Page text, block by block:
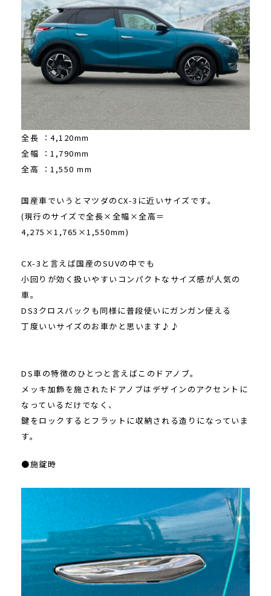
全長 ：4,120mm
全幅 ：1,790mm
全高 ：1,550 mm
国産車でいうとマツダのCX-3に近いサイズです。
(現行のサイズで全長×全幅×全高＝
4,275×1,765×1,550mm)
CX-3と言えば国産のSUVの中でも
小回りが効く扱いやすいコンパクトなサイズ感が人気の
車。
DS3クロスバックも同様に普段使いにガンガン使える
丁度いいサイズのお車かと思います♪♪
DS車の特徴のひとつと言えばこのドアノブ。
メッキ加飾を施されたドアノブはデザインのアクセントに
なっているだけでなく、
鍵をロックするとフラットに収納される造りになっていま
す。
●施錠時